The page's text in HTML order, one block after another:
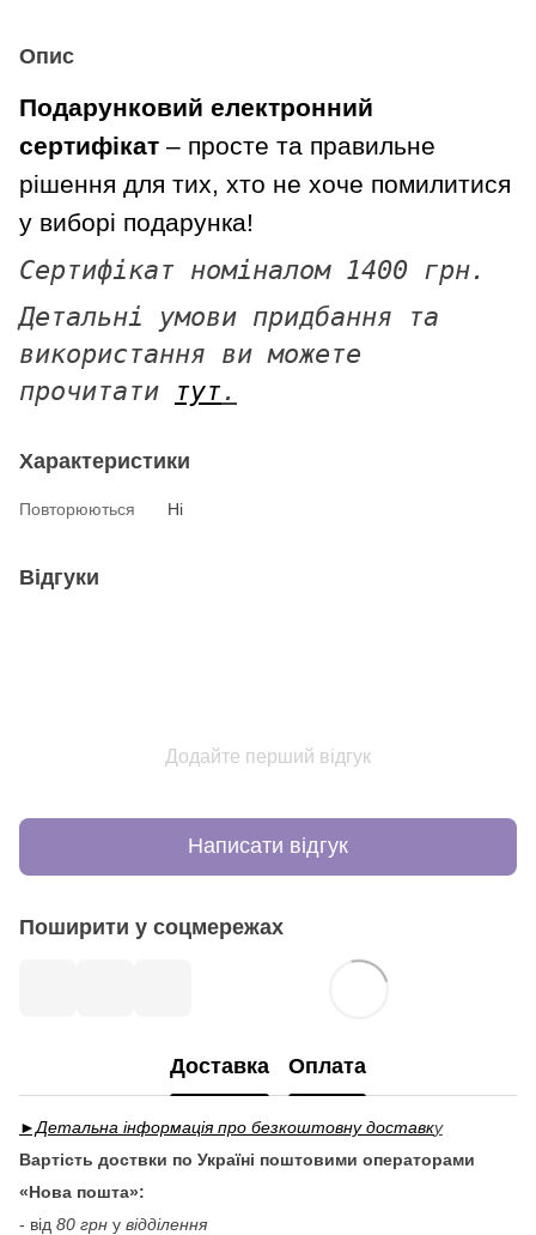
Опис
Подарунковий електронний
сертифікат – просте та правильне
рішення для тих, хто не хоче помилитися
у виборі подарунка!
Сертифікат номіналом 1400 грн.
Детальні умови придбання та
використання ви можете
прочитати
тут.
Характеристики
Повторюються Ні
Відгуки
Додайте перший відгук
Написати відгук
Поширити у соцмережах
Доставка Оплата
►Детальна інформація про безкоштовну доставку
Вартість доствки по Україні поштовими операторами
«Нова пошта»:
- від 80 грн у відділення